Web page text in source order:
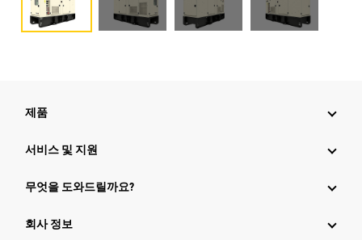
제품
서비스 및 지원
무엇을 도와드릴까요?
회사 정보